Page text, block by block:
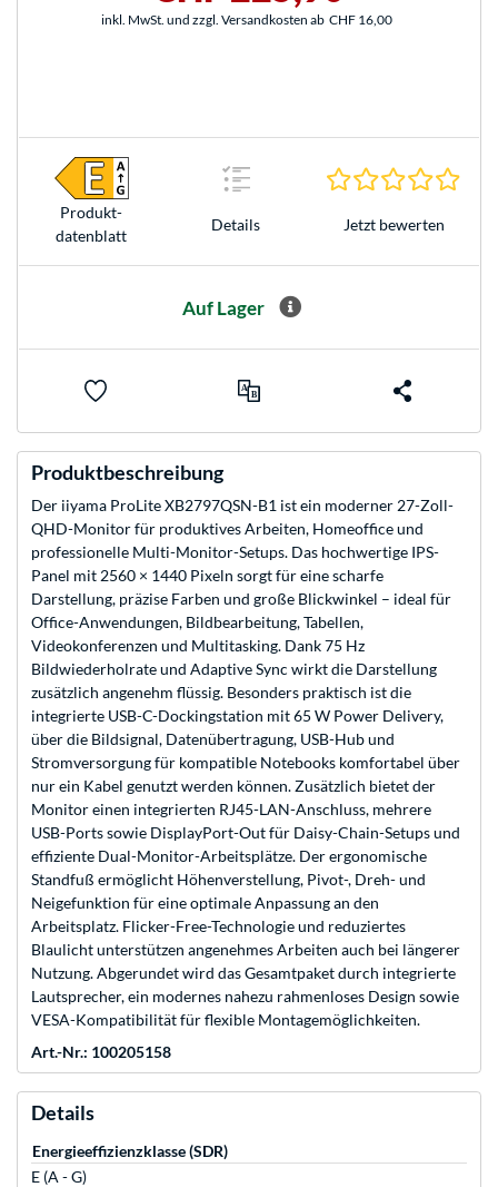
inkl. MwSt. und zzgl. Versandkosten ab CHF 16,00
Produkt­
datenblatt
Details Jetzt bewerten
Auf Lager
Produktbeschreibung
Der iiyama ProLite XB2797QSN-B1 ist ein moderner 27-Zoll-
QHD-Monitor für produktives Arbeiten, Homeoffice und
professionelle Multi-Monitor-Setups. Das hochwertige IPS-
Panel mit 2560 × 1440 Pixeln sorgt für eine scharfe
Darstellung, präzise Farben und große Blickwinkel – ideal für
Office-Anwendungen, Bildbearbeitung, Tabellen,
Videokonferenzen und Multitasking. Dank 75 Hz
Bildwiederholrate und Adaptive Sync wirkt die Darstellung
zusätzlich angenehm flüssig. Besonders praktisch ist die
integrierte USB-C-Dockingstation mit 65 W Power Delivery,
über die Bildsignal, Datenübertragung, USB-Hub und
Stromversorgung für kompatible Notebooks komfortabel über
nur ein Kabel genutzt werden können. Zusätzlich bietet der
Monitor einen integrierten RJ45-LAN-Anschluss, mehrere
USB-Ports sowie DisplayPort-Out für Daisy-Chain-Setups und
effiziente Dual-Monitor-Arbeitsplätze. Der ergonomische
Standfuß ermöglicht Höhenverstellung, Pivot-, Dreh- und
Neigefunktion für eine optimale Anpassung an den
Arbeitsplatz. Flicker-Free-Technologie und reduziertes
Blaulicht unterstützen angenehmes Arbeiten auch bei längerer
Nutzung. Abgerundet wird das Gesamtpaket durch integrierte
Lautsprecher, ein modernes nahezu rahmenloses Design sowie
VESA-Kompatibilität für flexible Montagemöglichkeiten.
Art.-Nr.: 100205158
Details
Energieeffizienzklasse (SDR)
E (A - G)